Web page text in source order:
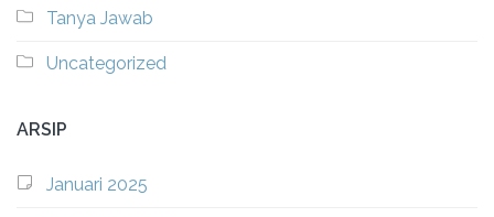
Tanya Jawab
Uncategorized
ARSIP
Januari 2025